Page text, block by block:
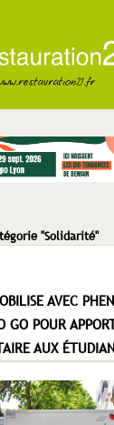
"Solidarité"
AVEC
GO POUR
AUX